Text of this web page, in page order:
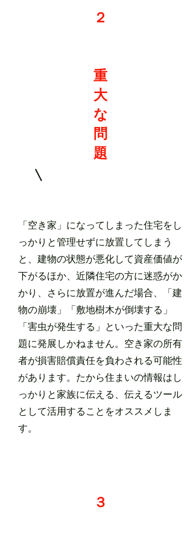
２
重
大
な
問
題
​「空き家」になってしまった住宅をし
っかりと管理せずに放置してしまう
と、建物の状態が悪化して資産価値が
下がるほか、近隣住宅の方に迷惑がか
かり、さらに放置が進んだ場合、「建
物の崩壊」「敷地樹木が倒壊する」
「害虫が発生する」といった重大な問
題に発展しかねません。空き家の所有
者が損害賠償責任を負わされる可能性
があります。たから住まいの情報はし
っかりと家族に伝える、伝えるツール
として活用することをオススメしま
す。
３